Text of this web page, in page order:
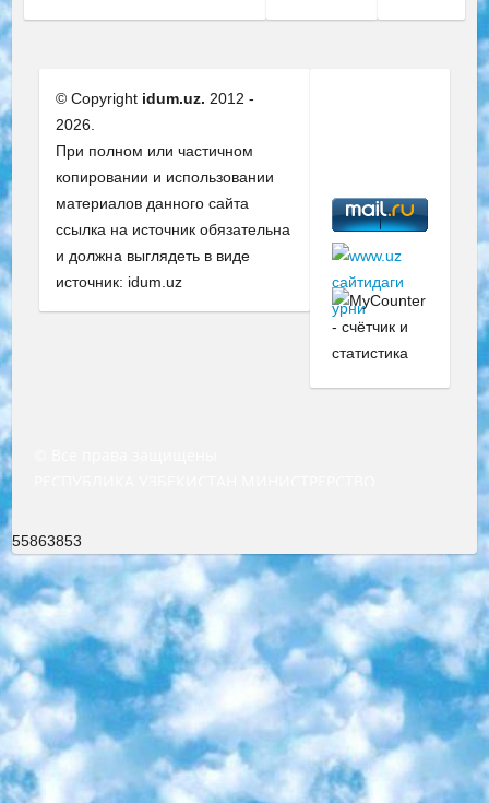
© Copyright idum.uz. 2012 -
2026.
При полном или частичном
копировании и использовании
материалов данного сайта
ссылка на источник обязательна
и должна выглядеть в виде
источник: idum.uz
55863853